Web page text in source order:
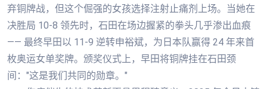
弃铜牌战，但这个倔强的女孩选择注射止痛剂上场。当她在
决胜局 10-8 领先时，石田在场边握紧的拳头几乎渗出血痕
—— 最终早田以 11-9 逆转申裕斌，为日本队赢得 24 年来首
枚奥运女单奖牌。颁奖仪式上，早田将铜牌挂在石田颈
间："这是我们共同的勋章。"